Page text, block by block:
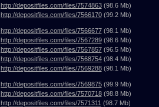
http://depositfiles.com/files/7574863(98.6 Mb)
http://depositfiles.com/files/7566170(99.2 Mb)
http://depositfiles.com/files/7566677(98.1 Mb)
http://depositfiles.com/files/7567289(98.6 Mb)
http://depositfiles.com/files/7567857(96.5 Mb)
http://depositfiles.com/files/7568754(98.4 Mb)
http://depositfiles.com/files/7569288(98.1 Mb)
http://depositfiles.com/files/7569875(99.9 Mb)
http://depositfiles.com/files/7570718(98.8 Mb)
http://depositfiles.com/files/7571311 (98.7 Mb)